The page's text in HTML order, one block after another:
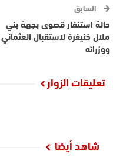
السابق
حالة استنفار قصوى بجهة بني
ملال خنيفرة لاستقبال العثماني
ووزرائه
تعليقات الزوار
شاهد أيضا